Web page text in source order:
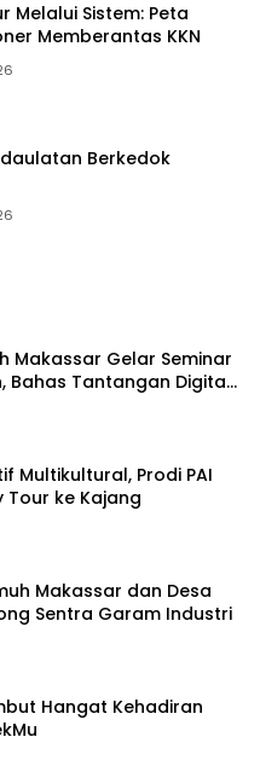
Melalui Sistem: Peta
Memberantas KKN
Berkedok
Makassar Gelar Seminar
Bahas Tantangan Digital
Multikultural, Prodi PAI
Tour ke Kajang
Makassar dan Desa
Sentra Garam Industri
Hangat Kehadiran